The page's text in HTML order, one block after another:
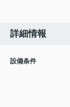
詳細情報
設備条件